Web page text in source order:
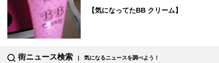
【気になってたBB クリーム】
街ニュース検索 気になるニュースを調べよう！